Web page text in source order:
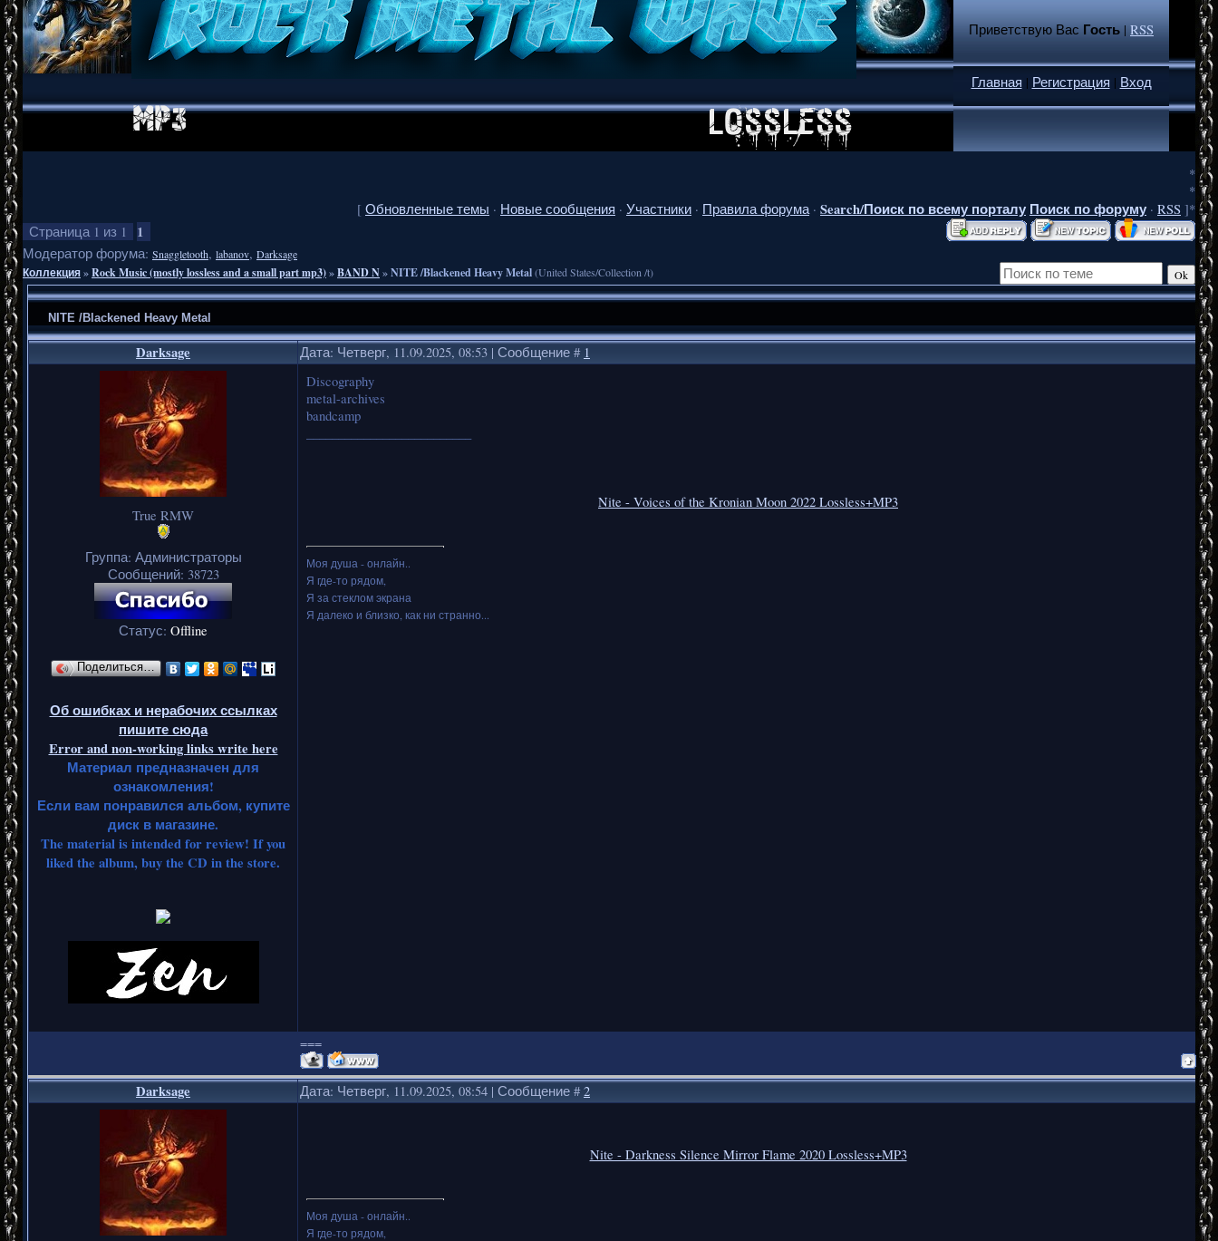
Приветствую Вас Гость|RSS
Главная | Регистрация | Вход
*
*
[ Обновленные темы · Новые сообщения · Участники · Правила форума · Search/Поиск по всему порталу Поиск по форуму · RSS ]*
Страница 1 из 1 1
Модератор форума: Snaggletooth, labanov, Darksage
Коллекция»Rock Music (mostly lossless and a small part mp3)»BAND N»NITE /Blackened Heavy Metal(United States/Collection /t)
NITE /Blackened Heavy Metal
Darksage Дата: Четверг, 11.09.2025, 08:53 | Сообщение # 1
True RMW
Группа: Администраторы
Сообщений: 38723
Статус: Offline
Поделиться…
Об ошибках и нерабочих ссылках
пишите сюда
Error and non-working links write here
Материал предназначен для
ознакомления!
Если вам понравился альбом, купите
диск в магазине.
The material is intended for review! If you
liked the album, buy the CD in the store.
Discography
metal-archives
bandcamp
Nite - Voices of the Kronian Moon 2022 Lossless+MP3
Моя душа - онлайн..
Я где-то рядом,
Я за стеклом экрана
Я далеко и близко, как ни странно...
===
Darksage Дата: Четверг, 11.09.2025, 08:54 | Сообщение #2
Nite - Darkness Silence Mirror Flame 2020 Lossless+MP3
Моя душа - онлайн..
Я где-то рядом,